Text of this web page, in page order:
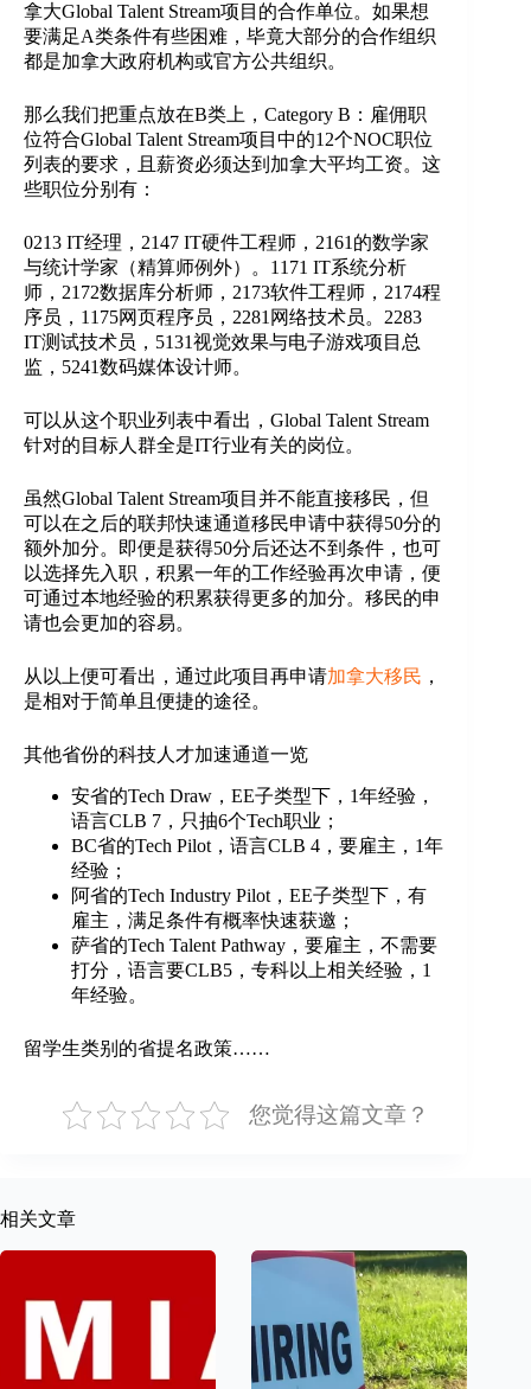
拿大Global Talent Stream项目的合作单位。如果想
要满足A类条件有些困难，毕竟大部分的合作组织
都是加拿大政府机构或官方公共组织。
那么我们把重点放在B类上，Category B：雇佣职
位符合Global Talent Stream项目中的12个NOC职位
列表的要求，且薪资必须达到加拿大平均工资。这
些职位分别有：
0213 IT经理，2147 IT硬件工程师，2161的数学家
与统计学家（精算师例外）。1171 IT系统分析
师，2172数据库分析师，2173软件工程师，2174程
序员，1175网页程序员，2281网络技术员。2283
IT测试技术员，5131视觉效果与电子游戏项目总
监，5241数码媒体设计师。
可以从这个职业列表中看出，Global Talent Stream
针对的目标人群全是IT行业有关的岗位。
虽然Global Talent Stream项目并不能直接移民，但
可以在之后的联邦快速通道移民申请中获得50分的
额外加分。即便是获得50分后还达不到条件，也可
以选择先入职，积累一年的工作经验再次申请，便
可通过本地经验的积累获得更多的加分。移民的申
请也会更加的容易。
从以上便可看出，通过此项目再申请加拿大移民 ，
是相对于简单且便捷的途径。
其他省份的科技人才加速通道一览
安省的Tech Draw，EE子类型下，1年经验，
语言CLB 7，只抽6个Tech职业；
BC省的Tech Pilot，语言CLB 4，要雇主，1年
经验；
阿省的Tech Industry Pilot，EE子类型下，有
雇主，满足条件有概率快速获邀；
萨省的Tech Talent Pathway，要雇主，不需要
打分，语言要CLB5，专科以上相关经验，1
年经验。
留学生类别的省提名政策……
您觉得这篇文章？
相关文章